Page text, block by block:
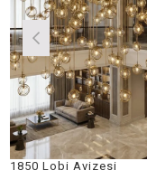
Lobi Avizesi